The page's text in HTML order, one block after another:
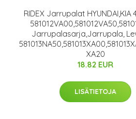
RIDEX Jarrupalat HYUNDAI,KIA
Jarrupalasarja,Jarrupala,
XA20
18.82 EUR
LISÄTIETOJA